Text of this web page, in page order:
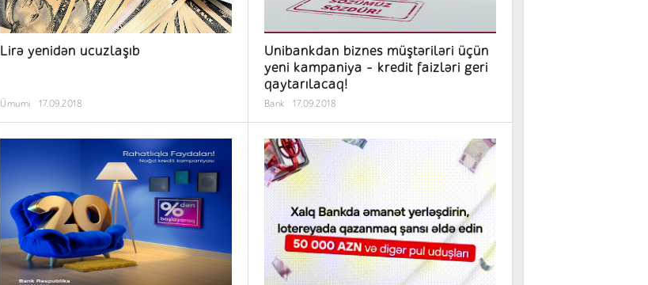
Lirə yenidən ucuzlaşıb
Ümumi 17.09.2018
Unibankdan biznes müştəriləri üçün
yeni kampaniya - kredit faizləri geri
qaytarılacaq!
Bank 17.09.2018